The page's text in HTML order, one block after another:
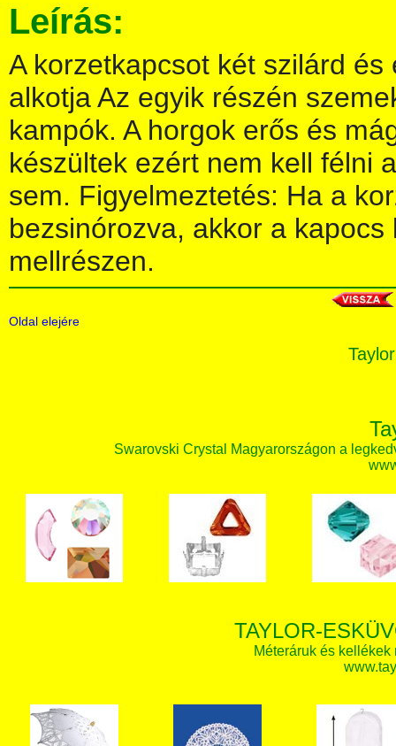
Leírás:
A korzetkapcsot két szilárd
alkotja Az egyik részén
kampók. A horgok erős és
készültek ezért nem kell félni
sem. Figyelmeztetés: Ha a
bezsinórozva, akkor a kapocs
mellrészen.
Oldal elejére
Swarovski Crystal Magyarországon a
TAYLOR-
Méteráruk és